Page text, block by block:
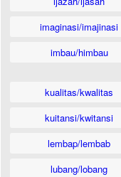
imaginasi/imajinasi
imbau/himbau
kualitas/kwalitas
kuitansi/kwitansi
lembap/lembab
lubang/lobang